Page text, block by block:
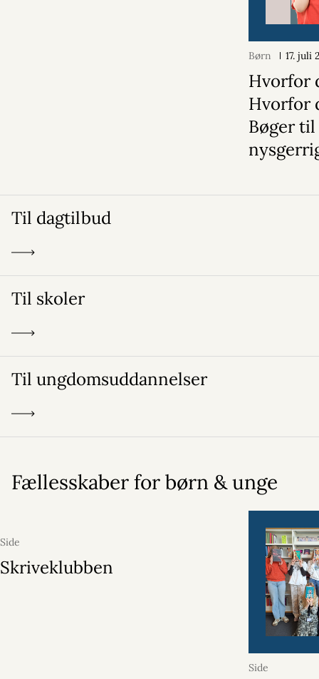
Børn 17. juli
Hvorfor
Hvorfor
Bøger til
Til dagtilbud
Til skoler
Til ungdomsuddannelser
Fællesskaber for børn & unge
Side
Skriveklubben
Side